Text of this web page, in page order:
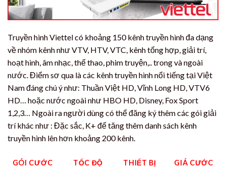
Truyền hình Viettel có khoảng 150 kênh truyền hình đa dạng
về nhóm kênh như VTV, HTV, VTC, kênh tổng hợp, giải trí,
hoạt hình, âm nhạc, thể thao, phim truyện,.. trong và ngoài
nước. Điểm sơ qua là các kênh truyền hình nổi tiếng tại Việt
Nam đáng chú ý như: Thuần Việt HD, Vĩnh Long HD, VTV6
HD… hoặc nước ngoài như HBO HD, Disney, Fox Sport
1,2,3… Ngoài ra người dùng có thể đăng ký thêm các gói giải
trí khác như : Đặc sắc, K+ để tăng thêm danh sách kênh
truyền hình lên hơn khoảng 200 kênh.
GÓI CƯỚC TỐC ĐỘ THIẾT BỊ GIÁ CƯỚC